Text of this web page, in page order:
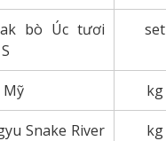
bò Úc tươi
set
Mỹ kg
Snake River
kg